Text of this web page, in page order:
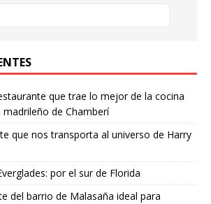
que trae lo mejor de la cocina
de Chamberí
que nos transporta al universo de Harry
por el sur de Florida
del barrio de Malasaña ideal para